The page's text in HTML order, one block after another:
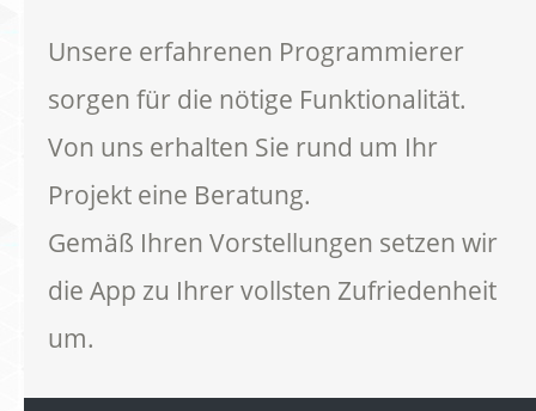
Unsere erfahrenen Programmierer
sorgen für die nötige Funktionalität.
Von uns erhalten Sie rund um Ihr
Projekt eine Beratung.
Gemäß Ihren Vorstellungen setzen wir
die App zu Ihrer vollsten Zufriedenheit
um.